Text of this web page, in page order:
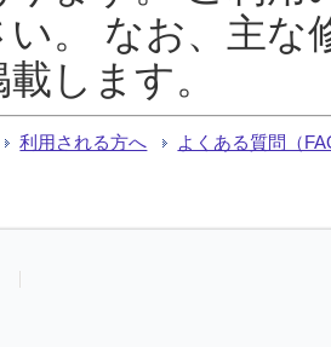
。 なお、主な
します。
利用される方へ よくある質問（